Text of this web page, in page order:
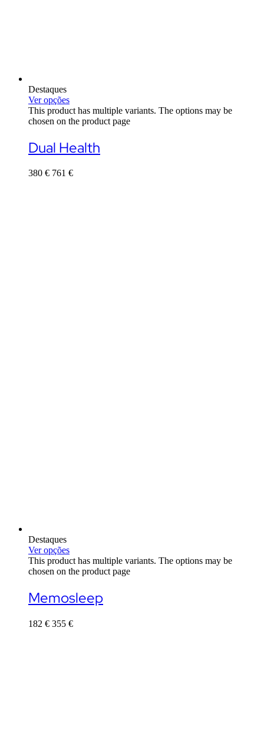
Destaques
Ver opções
This product has multiple variants. The options may be
chosen on the product page
Dual Health
380 € 761 €
Destaques
Ver opções
This product has multiple variants. The options may be
chosen on the product page
Memosleep
182 € 355 €